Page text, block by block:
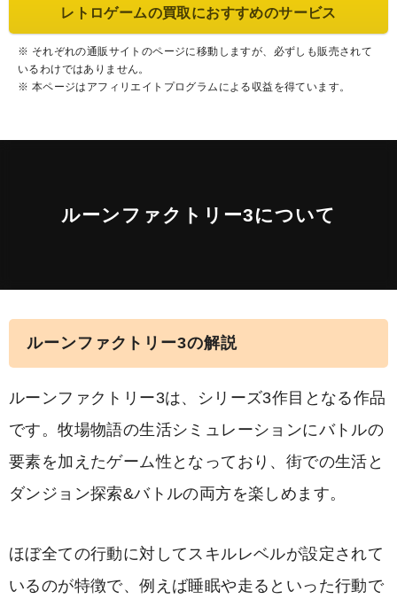
レトロゲームの買取におすすめのサービス
※ それぞれの通販サイトのページに移動しますが、必ずしも販売されて
いるわけではありません。
※ 本ページはアフィリエイトプログラムによる収益を得ています。
ルーンファクトリー3について
ルーンファクトリー3の解説
ルーンファクトリー3は、シリーズ3作目となる作品
です。牧場物語の生活シミュレーションにバトルの
要素を加えたゲーム性となっており、街での生活と
ダンジョン探索&バトルの両方を楽しめます。
ほぼ全ての行動に対してスキルレベルが設定されて
いるのが特徴で、例えば睡眠や走るといった行動で